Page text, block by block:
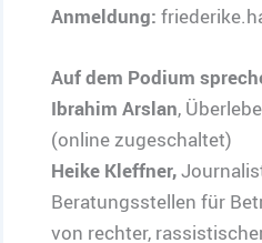
Anmeldung:
Auf dem Podium
Ibrahim Arslan,
(online zugeschaltet)
Heike Kleffner,
Beratungsstellen für
von rechter,